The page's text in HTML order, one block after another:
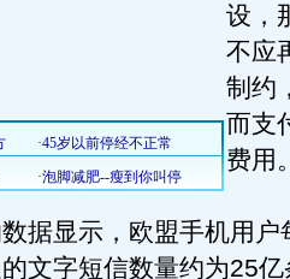
设，
不应
制约
而支
费用
显示，欧盟手机用户
文字短信数量约为25